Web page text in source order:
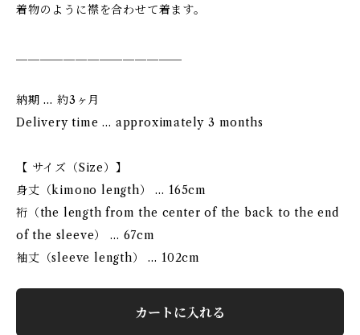
着物のように襟を合わせて着ます。
納期 … 約3ヶ月
Delivery time … approximately 3 months
【 サイズ（Size）】
身丈（kimono length） … 165cm
裄（the length from the center of the back to the end
of the sleeve） … 67cm
袖丈（sleeve length） … 102cm
カートに入れる